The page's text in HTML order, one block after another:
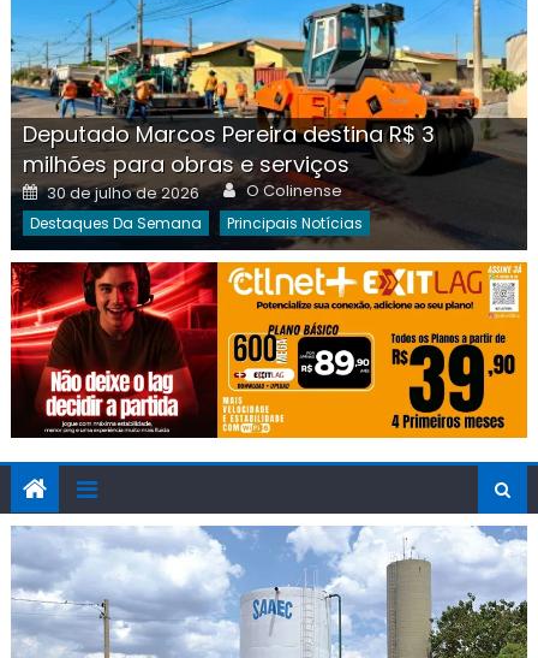
Deputado Marcos Pereira destina R$ 3
milhões para obras e serviços
Posted
on
30 de julho de 2026 Author
O Colinense
Destaques Da Semana Principais Notícias